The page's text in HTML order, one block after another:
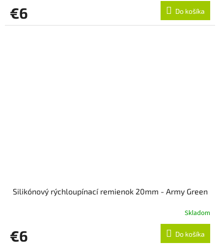
€6 Do košíka
Silikónový rýchloupínací remienok 20mm - Army Green
Skladom
€6 Do košíka